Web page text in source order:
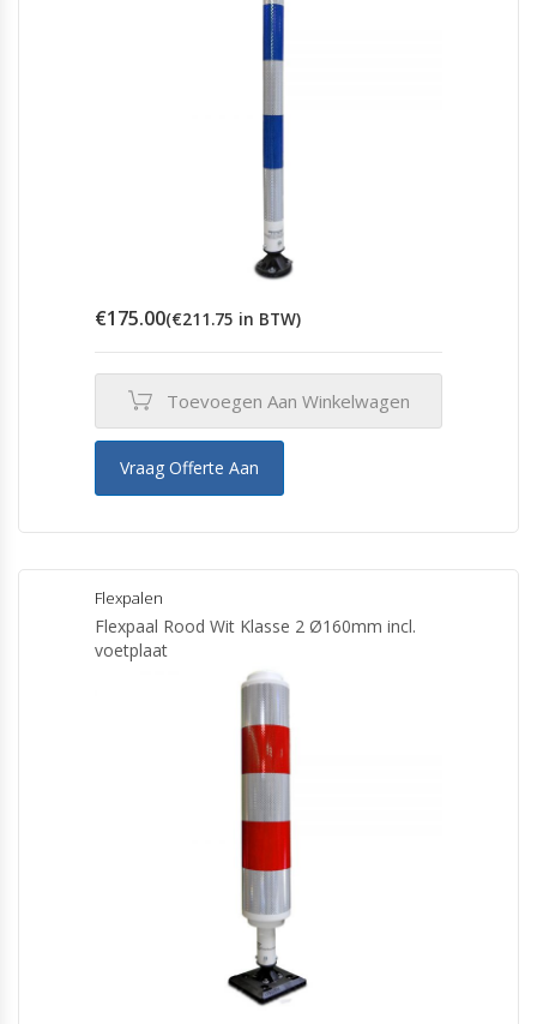
€175.00(€211.75 in BTW)
Toevoegen Aan Winkelwagen
Vraag Offerte Aan
Flexpalen
Flexpaal Rood Wit Klasse 2 Ø160mm incl.
voetplaat